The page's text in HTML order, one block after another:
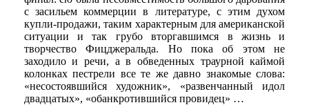
с засильем коммерции в литературе, с этим духом
купли-продажи, таким характерным для американской
ситуации и так грубо вторгавшимся в жизнь и
творчество Фицджеральда. Но пока об этом не
заходило и речи, а в обведенных траурной каймой
колонках пестрели все те же давно знакомые слова:
«несостоявшийся художник», «развенчанный идол
двадцатых», «обанкротившийся провидец» …